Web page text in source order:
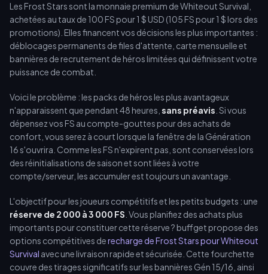
Les Frost Stars sont la monnaie premium de Whiteout Survival,
achetées au taux de 100 FS pour 1 $ USD (105 FS pour 1 $ lors des
promotions). Elles financent vos décisions les plus importantes :
déblocages permanents de files d'attente, carte mensuelle et
bannières de recrutement de héros limitées qui définissent votre
puissance de combat.
Voici le problème : les packs de héros les plus avantageux
n'apparaissent que pendant 48 heures, sans préavis . Si vous
dépensez vos FS au compte-gouttes pour des achats de
confort, vous serez à court lorsque la fenêtre de la Génération
16 s'ouvrira. Comme les FS n'expirent pas, sont conservées lors
des réinitialisations de saison et sont liées à votre
compte/serveur, les accumuler est toujours un avantage.
L'objectif pour les joueurs compétitifs et les petits budgets : une
réserve de 2 000 à 3 000 FS . Vous planifiez des achats plus
importants pour constituer cette réserve ? buffget propose des
options compétitives derecharge de Frost Stars pour Whiteout
Survival avec une livraison rapide et sécurisée. Cette fourchette
couvre des tirages significatifs sur les bannières Gén 15/16, ainsi